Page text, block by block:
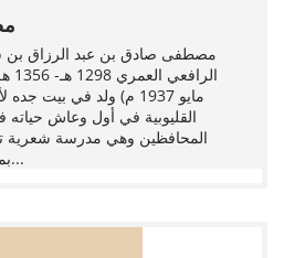
مصطفى صادق بن عبد الرزاق بن
مايو 1937 م) ولد في
القليوبية في أول وعاش
المحافظين وهي مدرسة شعرية
بمعجزة الأدب العربي. تولى و...